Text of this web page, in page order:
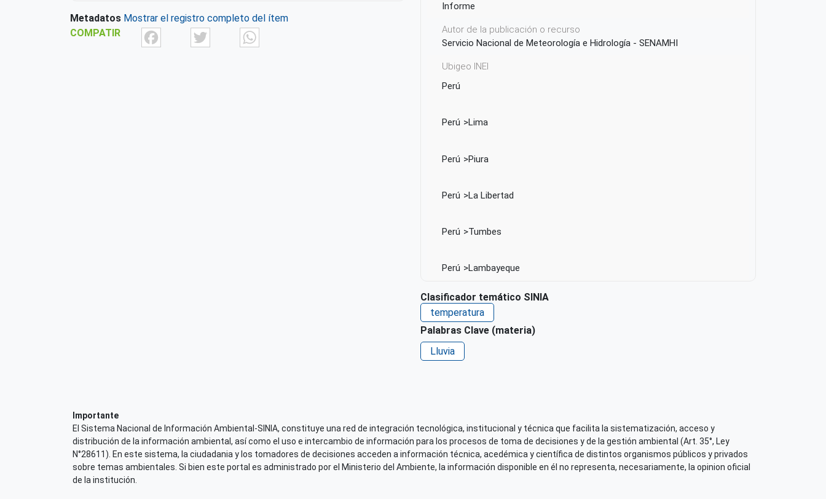
Metadatos Mostrar el registro completo del ítem
COMPATIR
FacebookTwitter
Informe
Autor de la publicación o recurso
Servicio Nacional de Meteorología e Hidrología - SENAMHI
Ubigeo INEI
Perú
Perú Lima
Perú Piura
Perú La Libertad
Perú Tumbes
Perú Lambayeque
Perú Ica
Perú
Servicio Nacional de Meteorología e Hidrología - SENAMHI
Número de Páginas
16
Clasificador temático SINIA
temperatura
Palabras Clave (materia)
Lluvia
Importante
El Sistema Nacional de Información Ambiental-SINIA, constituye una red de integración tecnológica, institucional y técnica que facilita la sistematización, acceso y
distribución de la información ambiental, así como el uso e intercambio de información para los procesos de toma de decisiones y de la gestión ambiental (Art. 35°, Ley
N°28611). En este sistema, la ciudadania y los tomadores de decisiones acceden a información técnica, acedémica y científica de distintos organismos públicos y privados
sobre temas ambientales. Si bien este portal es administrado por el Ministerio del Ambiente, la información disponible en él no representa, necesariamente, la opinion oficial
de la institución.